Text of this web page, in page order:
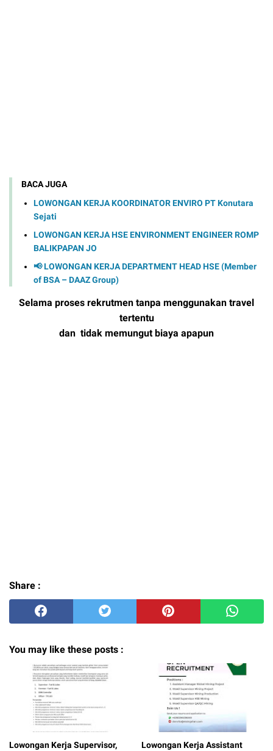
BACA JUGA
LOWONGAN KERJA KOORDINATOR ENVIRO PT Konutara
Sejati
LOWONGAN KERJA HSE ENVIRONMENT ENGINEER ROMP
BALIKPAPAN JO
📢 LOWONGAN KERJA DEPARTMENT HEAD HSE (Member
of BSA – DAAZ Group)
Selama proses rekrutmen tanpa menggunakan travel
tertentu
dan tidak memungut biaya apapun
Share :
You may like these posts :
Lowongan Kerja Supervisor,
Lowongan Kerja Assistant